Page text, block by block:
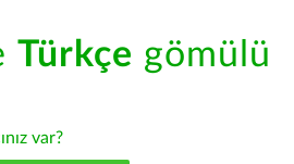
Türkçe gömülü
var?